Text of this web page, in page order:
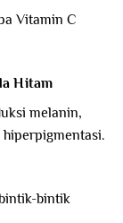
Vitamin C
Hitam
melanin,
bintik